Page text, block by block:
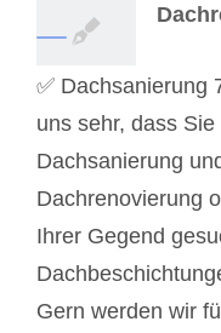
✅ Dachsanierung
uns sehr, dass
Dachsanierung
Dachrenovierung
Ihrer Gegend
Gern werden wir